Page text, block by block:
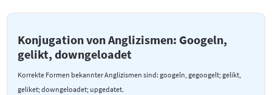
Konjugation von Anglizismen: Googeln,
gelikt, downgeloadet
Korrekte Formen bekannter Anglizismen sind: googeln, gegoogelt; gelikt,
geliket; downgeloadet; upgedatet.